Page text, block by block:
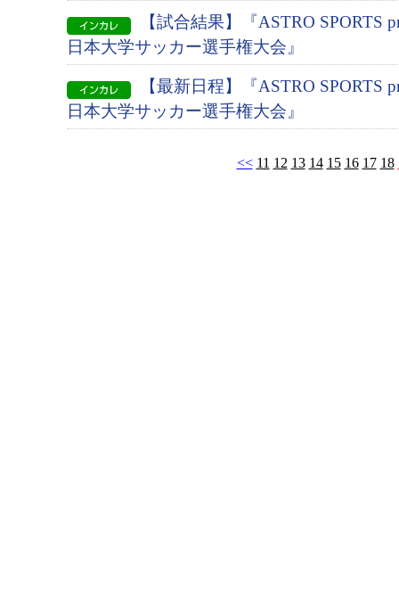
【試合結果】『ASTRO SPORTS
日本大学サッカー選手権大会』
【最新日程】『ASTRO SPORTS
日本大学サッカー選手権大会』
<< 11 12 13 14 15 16 17 18